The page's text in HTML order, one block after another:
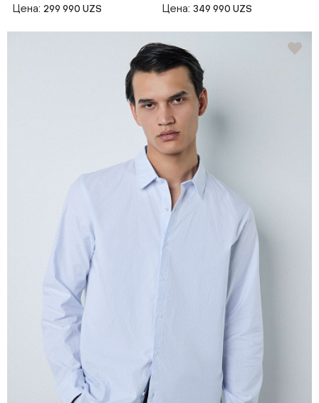
Цена: 299 990 UZS Цена: 349 990 UZS